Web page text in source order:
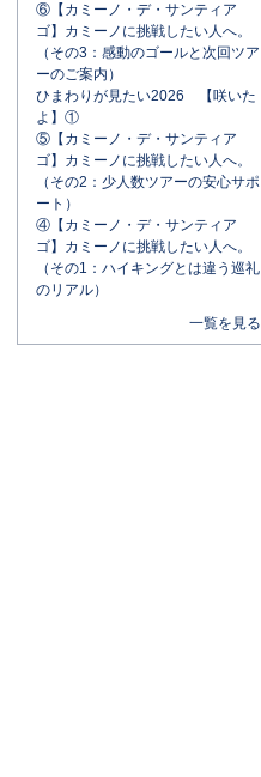
⑥【カミーノ・デ・サンティア
ゴ】カミーノに挑戦したい人へ。
（その3：感動のゴールと次回ツア
ーのご案内）
ひまわりが見たい2026 【咲いた
よ】①
⑤【カミーノ・デ・サンティア
ゴ】カミーノに挑戦したい人へ。
（その2：少人数ツアーの安心サポ
ート）
④【カミーノ・デ・サンティア
ゴ】カミーノに挑戦したい人へ。
（その1：ハイキングとは違う巡礼
のリアル）
一覧を見る